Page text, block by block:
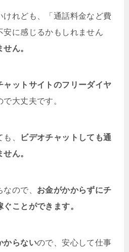
ょう。チャットレディの仕事
けれども、「通話料金など費
安に感じるかもしれません
ん。
ャットサイトのフリーダイヤ
で大丈夫です。
、
ビデオチャットしても通
ん。
ので、 お金がかからずにチ
ことができます。
からないので、安心して仕事